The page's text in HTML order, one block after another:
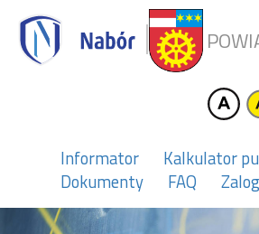
Informator
Kalkulator
Dokumenty
FAQ